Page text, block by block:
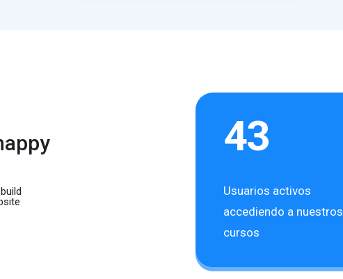
43
Usuarios activos
accediendo a nuestros
cursos